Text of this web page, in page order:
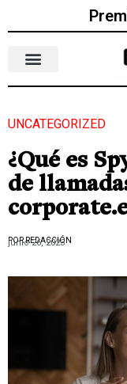
UNCATEGORIZED
¿Qué es
de
POR REDACCIÓN
junio 26, 2023